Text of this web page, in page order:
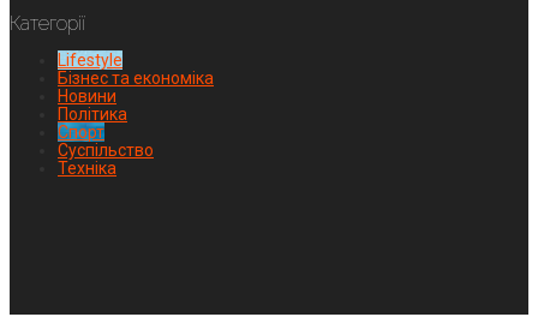
Категорії
Lifestyle
Бізнес та економіка
Новини
Політика
Спорт
Суспільство
Техніка